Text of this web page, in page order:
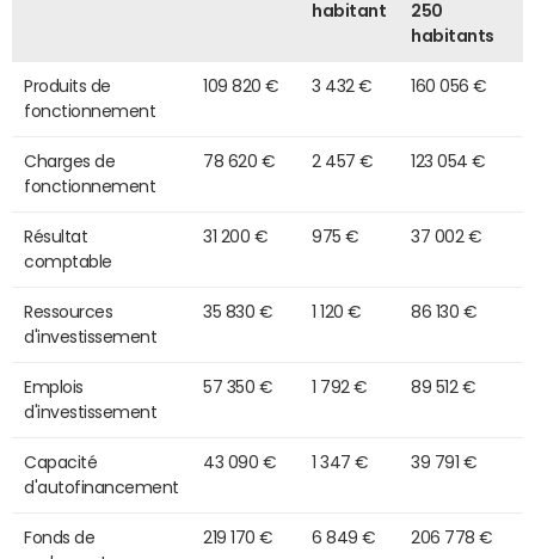
habitant
250
habitants
Produits de
fonctionnement
109 820 € 3 432 € 160 056 €
Charges de
fonctionnement
78 620 € 2 457 € 123 054 €
Résultat
comptable
31 200 € 975 € 37 002 €
Ressources
d'investissement
35 830 € 1 120 € 86 130 €
Emplois
d'investissement
57 350 € 1 792 € 89 512 €
Capacité
d'autofinancement
43 090 € 1 347 € 39 791 €
Fonds de
219 170 € 6 849 € 206 778 €